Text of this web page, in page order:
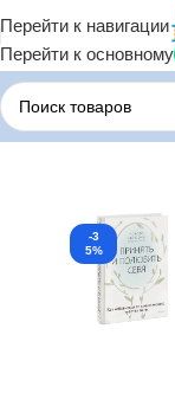
Перейти к навигации
Перейти к
Главная
-3
5%